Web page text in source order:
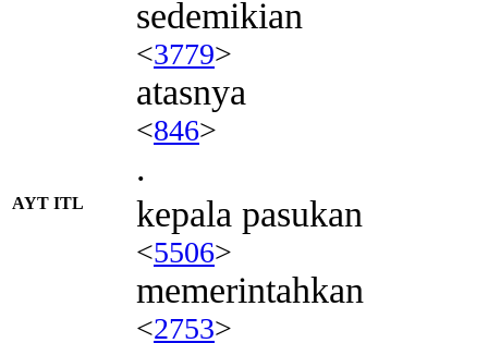
sedemikian
<3779>
atasnya
<846>
.
AYT ITL kepala pasukan
<5506>
memerintahkan
<2753>